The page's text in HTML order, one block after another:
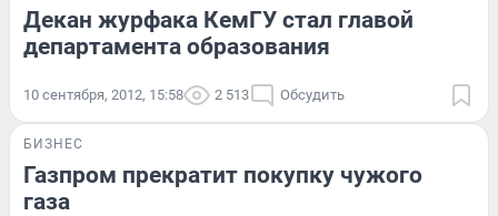
Декан журфака КемГУ стал главой
департамента образования
10 сентября, 2012, 15:58 2 513 Обсудить
БИЗНЕС
Газпром прекратит покупку чужого
газа